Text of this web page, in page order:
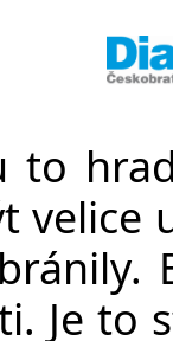
velice
Je to